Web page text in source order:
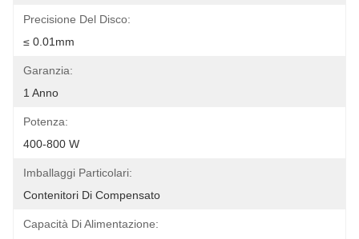
Precisione Del Disco:
≤ 0.01mm
Garanzia:
1 Anno
Potenza:
400-800 W
Imballaggi Particolari:
Contenitori Di Compensato
Capacità Di Alimentazione: